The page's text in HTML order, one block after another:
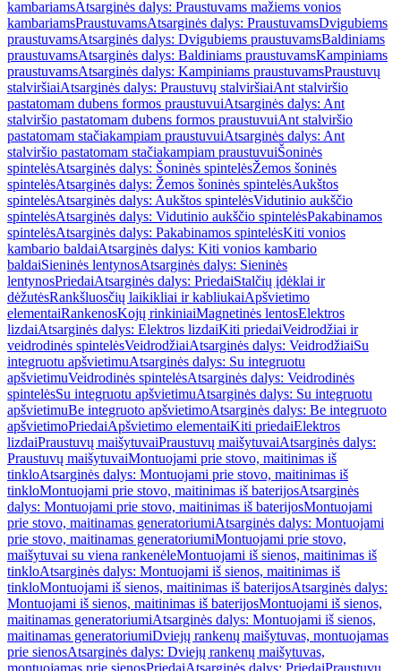
kambariamsAtsarginės dalys: Praustuvams mažiems vonios
kambariamsPraustuvamsAtsarginės dalys: PraustuvamsDvigubiems
praustuvamsAtsarginės dalys: Dvigubiems praustuvamsBaldiniams
praustuvamsAtsarginės dalys: Baldiniams praustuvamsKampiniams
praustuvamsAtsarginės dalys: Kampiniams praustuvamsPraustuvų
stalviršiaiAtsarginės dalys: Praustuvų stalviršiaiAnt stalviršio
pastatomam dubens formos praustuvuiAtsarginės dalys: Ant
stalviršio pastatomam dubens formos praustuvuiAnt stalviršio
pastatomam stačiakampiam praustuvuiAtsarginės dalys: Ant
stalviršio pastatomam stačiakampiam praustuvuiŠoninės
spintelėsAtsarginės dalys: Šoninės spintelėsŽemos šoninės
spintelėsAtsarginės dalys: Žemos šoninės spintelėsAukštos
spintelėsAtsarginės dalys: Aukštos spintelėsVidutinio aukščio
spintelėsAtsarginės dalys: Vidutinio aukščio spintelėsPakabinamos
spintelėsAtsarginės dalys: Pakabinamos spintelėsKiti vonios
kambario baldaiAtsarginės dalys: Kiti vonios kambario
baldaiSieninės lentynosAtsarginės dalys: Sieninės
lentynosPriedaiAtsarginės dalys: PriedaiStalčių įdėklai ir
dėžutėsRankšluosčių laikikliai ir kabliukaiApšvietimo
elementaiRankenosKojų rinkiniaiMagnetinės lentosElektros
lizdaiAtsarginės dalys: Elektros lizdaiKiti priedaiVeidrodžiai ir
veidrodinės spintelėsVeidrodžiaiAtsarginės dalys: VeidrodžiaiSu
integruotu apšvietimuAtsarginės dalys: Su integruotu
apšvietimuVeidrodinės spintelėsAtsarginės dalys: Veidrodinės
spintelėsSu integruotu apšvietimuAtsarginės dalys: Su integruotu
apšvietimuBe integruoto apšvietimoAtsarginės dalys: Be integruoto
apšvietimoPriedaiApšvietimo elementaiKiti priedaiElektros
lizdaiPraustuvų maišytuvaiPraustuvų maišytuvaiAtsarginės dalys:
Praustuvų maišytuvaiMontuojami prie stovo, maitinimas iš
tinkloAtsarginės dalys: Montuojami prie stovo, maitinimas iš
tinkloMontuojami prie stovo, maitinimas iš baterijosAtsarginės
dalys: Montuojami prie stovo, maitinimas iš baterijosMontuojami
prie stovo, maitinamas generatoriumiAtsarginės dalys: Montuojami
prie stovo, maitinamas generatoriumiMontuojami prie stovo,
maišytuvai su viena rankenėleMontuojami iš sienos, maitinimas iš
tinkloAtsarginės dalys: Montuojami iš sienos, maitinimas iš
tinkloMontuojami iš sienos, maitinimas iš baterijosAtsarginės dalys:
Montuojami iš sienos, maitinimas iš baterijosMontuojami iš sienos,
maitinamas generatoriumiAtsarginės dalys: Montuojami iš sienos,
maitinamas generatoriumiDviejų rankenų maišytuvas, montuojamas
prie sienosAtsarginės dalys: Dviejų rankenų maišytuvas,
montuojamas prie sienosPriedaiAtsarginės dalys: PriedaiPraustuvų